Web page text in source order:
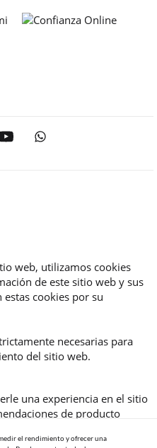
web, utilizamos cookies
de este sitio web y sus
estas cookies por su
necesarias para
del sitio web.
una experiencia en el sitio
de producto
nos ayuda a mejorar aún
el rendimiento y ofrecer una